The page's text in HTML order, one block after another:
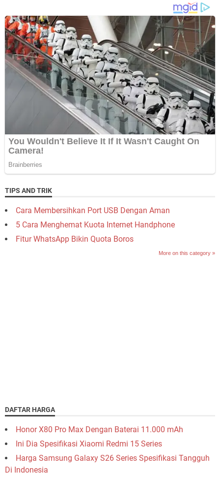
TIPS AND TRIK
Cara Membersihkan Port USB Dengan Aman
5 Cara Menghemat Kuota Internet Handphone
Fitur WhatsApp Bikin Quota Boros
More on this category »
DAFTAR HARGA
Honor X80 Pro Max Dengan Baterai 11.000 mAh
Ini Dia Spesifikasi Xiaomi Redmi 15 Series
Harga Samsung Galaxy S26 Series Spesifikasi Tangguh
Di Indonesia